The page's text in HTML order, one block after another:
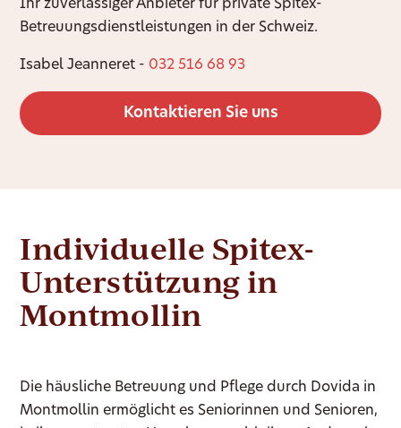
Ihr zuverlässiger Anbieter für private Spitex-
Betreuungsdienstleistungen in der Schweiz.
Isabel Jeanneret - 032 516 68 93
Kontaktieren Sie uns
Individuelle Spitex-
Unterstützung in
Montmollin
Die häusliche Betreuung und Pflege durch Dovida in
Montmollin ermöglicht es Seniorinnen und Senioren,